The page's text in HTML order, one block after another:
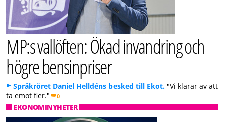
MP:s vallöften: Ökad invandring och
högre bensinpriser
Språkröret Daniel Helldéns besked till Ekot. "Vi klarar av att
ta emot fler."
0
EKONOMINYHETER